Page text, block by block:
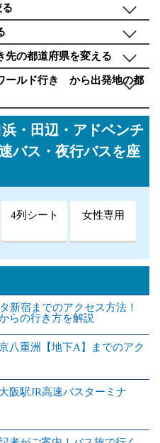
の都道府県を変える
ールド行き から出発地の都
・田辺・アドベンチ
バス・夜行バスを座
4列シート 女性専用
新宿までのアクセス方法！
らの行き方を解説
八重洲【地下A】までのアク
阪駅JR高速バスターミナ